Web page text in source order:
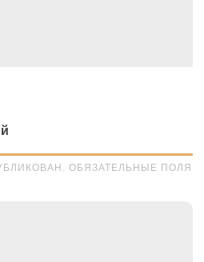
ОБЯЗАТЕЛЬНЫЕ ПОЛЯ